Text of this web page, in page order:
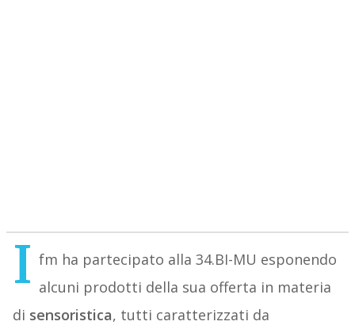
I fm ha partecipato alla 34.BI-MU esponendo
alcuni prodotti della sua offerta in materia
di sensoristica, tutti caratterizzati da